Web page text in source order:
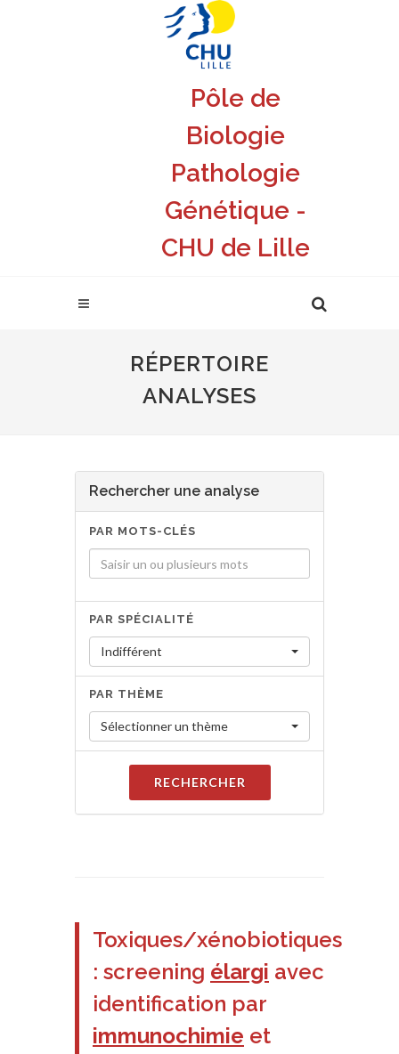
Pôle de
Biologie
Pathologie
Génétique -
CHU de Lille
RÉPERTOIRE
ANALYSES
Rechercher une analyse
PAR MOTS-CLÉS
PAR SPÉCIALITÉ
Indifférent
PAR THÈME
Sélectionner un thème
RECHERCHER
Toxiques/xénobiotiques
: screening élargi avec
identification par
immunochimie et